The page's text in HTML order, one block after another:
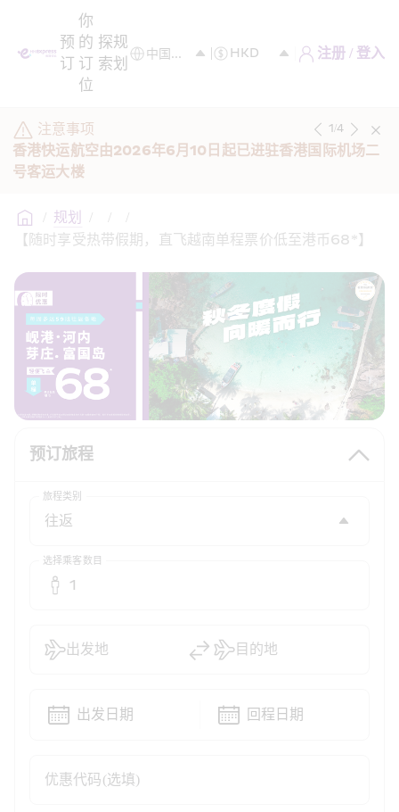
预
订
你
的
订
位
探
索
规
划
注册 / 登入
注意事项
香港快运航空由2026年6月10日起已进驻香港国际机场二
号客运大楼
1/4
/ 规划 / /
/
【随时享受热带假期，直飞越南单程票价低至港币68*】
预订旅程
旅程类别
选择乘客数目
1
优惠代码(选填)
出发地 目的地
出发日期 回程日期